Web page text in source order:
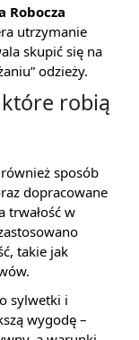
Robocza
utrzymanie
skupić się na
odzieży.
robią
sposób
dopracowane
trwałość w
takie jak
sylwetki i
wygodę –